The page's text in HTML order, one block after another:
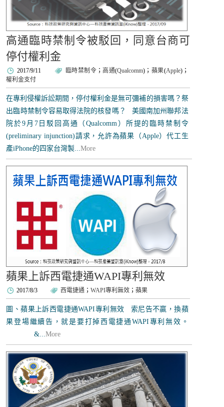
高通臨時禁制令被駁回，同意台商可
停付權利金
2017/9/11 臨時禁制令； 高通(Qualcomm)； 蘋果(Apple)；
權利金支付
在專利侵權訴訟期間，停付權利金是無可彌補的損害嗎？祭
出臨時禁制令容易取得法院的核發嗎？ 美國南加州聯邦法
院於9月7日駁回高通（Qualcomm）所提的臨時禁制令
(preliminary injunction)請求，允許為蘋果（Apple）代工生
產iPhone的四家台灣製...More
蘋果上訴西電捷通WAPI專利無效
2017/8/3 西電捷通 ；WAPI專利無效 ；蘋果
圖、蘋果上訴西電捷通WAPI專利無效 索尼告不贏，換蘋
果登場繼續告，就是要打掉西電捷通WAPI專利無效。
&...More